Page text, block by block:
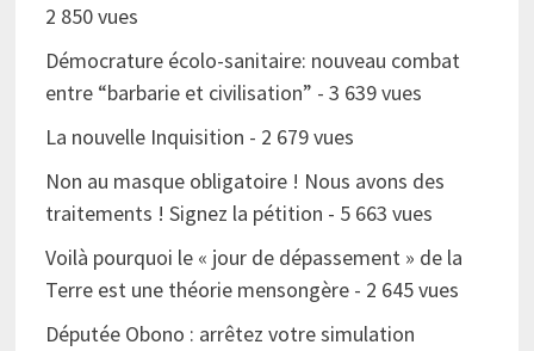
2 850 vues
Démocrature écolo-sanitaire: nouveau combat
entre “barbarie et civilisation” - 3 639 vues
La nouvelle Inquisition - 2 679 vues
Non au masque obligatoire ! Nous avons des
traitements ! Signez la pétition - 5 663 vues
Voilà pourquoi le « jour de dépassement » de la
Terre est une théorie mensongère- 2 645 vues
Députée Obono : arrêtez votre simulation